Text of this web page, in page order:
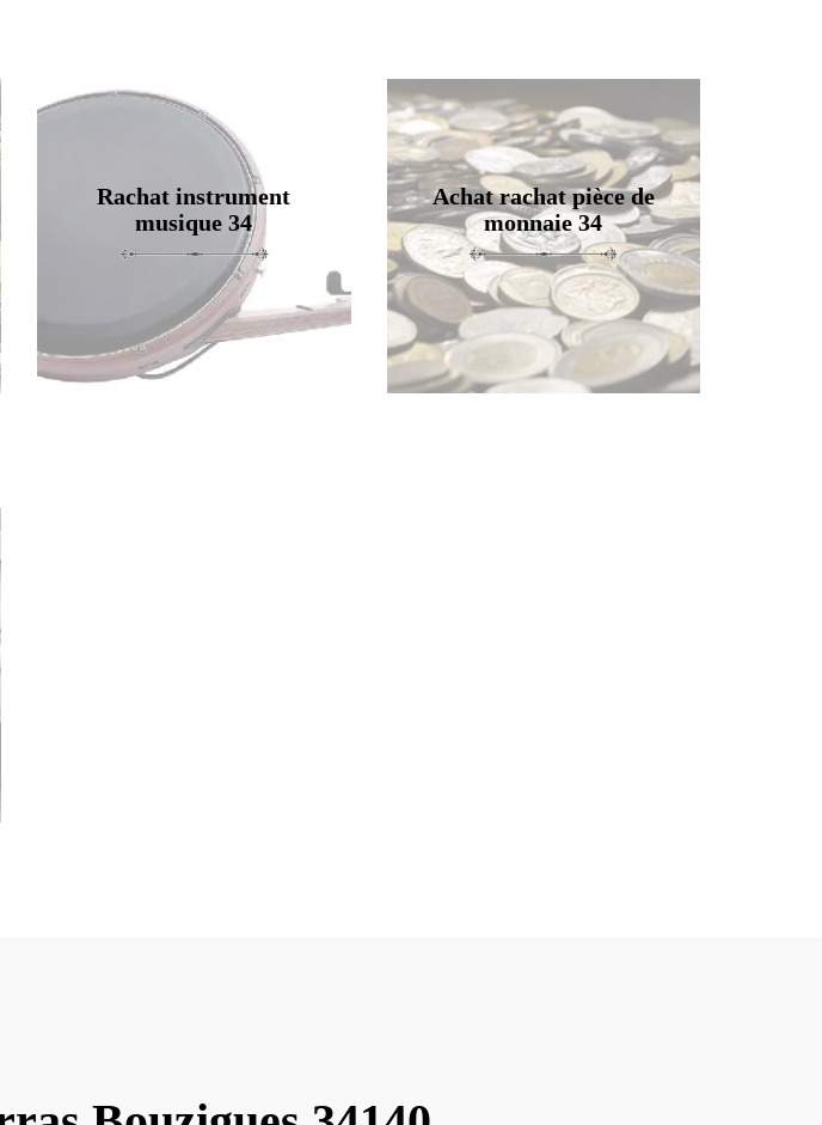
Rachat instrument
musique 34
Achat rachat pièce de
monnaie 34